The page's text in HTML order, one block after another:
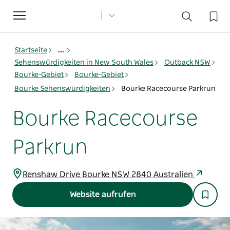
Toggle
navigation
Startseite
...
Sehenswürdigkeiten in New South Wales
Outback NSW
Bourke-Gebiet
Bourke-Gebiet
Bourke Sehenswürdigkeiten
Bourke Racecourse Parkrun
Bourke Racecourse
Parkrun
Renshaw Drive Bourke NSW 2840 Australien
Website aufrufen